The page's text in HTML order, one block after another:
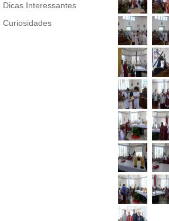
Dicas Interessantes
Curiosidades